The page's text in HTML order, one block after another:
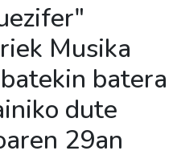
Musika
batera
dute
29an